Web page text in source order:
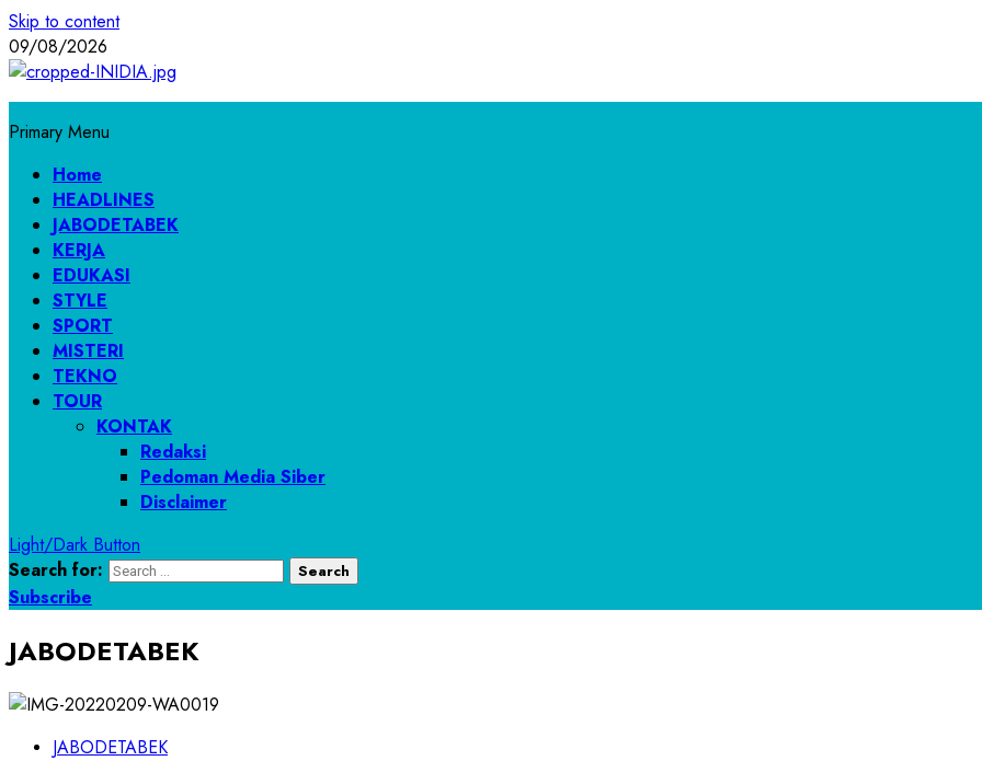
Skip to content
09/08/2026
Primary Menu
Home
HEADLINES
JABODETABEK
KERJA
EDUKASI
STYLE
SPORT
MISTERI
TEKNO
TOUR
KONTAK
Redaksi
Pedoman Media Siber
Disclaimer
Light/Dark Button
Search for:
Subscribe
JABODETABEK
JABODETABEK